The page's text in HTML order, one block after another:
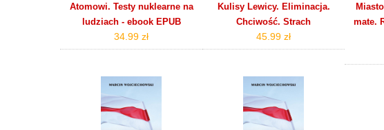
Atomowi. Testy nuklearne na
ludziach - ebook EPUB
34.99 zł
Kulisy Lewicy. Eliminacja.
Chciwość. Strach
45.99 zł
mate.